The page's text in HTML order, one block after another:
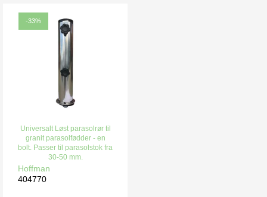
-33%
Universalt Løst parasolrør til
granit parasolfødder - en
bolt. Passer til parasolstok fra
30-50 mm.
Hoffman
404770